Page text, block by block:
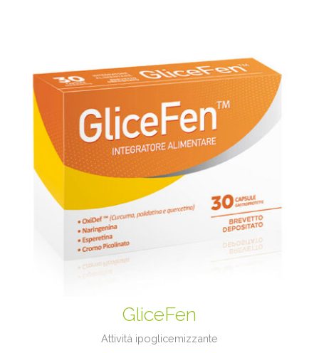
GliceFen
Attività ipoglicemizzante